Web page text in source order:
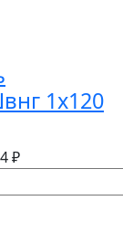
1х120
₽